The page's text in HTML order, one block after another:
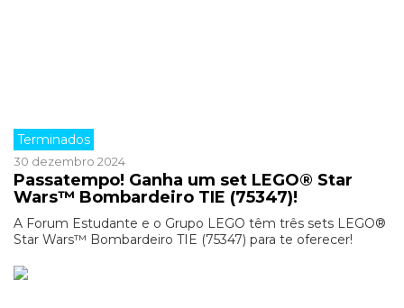
Terminados
30 dezembro 2024
Passatempo! Ganha um set LEGO® Star
Wars™ Bombardeiro TIE (75347)!
A Forum Estudante e o Grupo LEGO têm três sets LEGO®
Star Wars™ Bombardeiro TIE (75347) para te oferecer!